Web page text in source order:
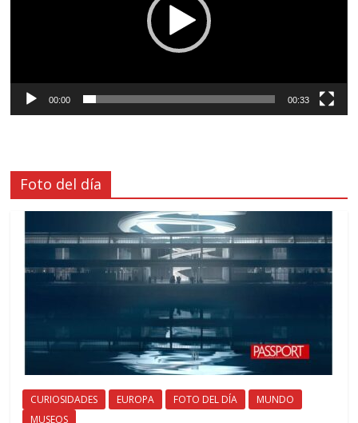
00:00 00:33
Foto del día
CURIOSIDADES EUROPA FOTO DEL DÍA
MUNDO
MUSEOS